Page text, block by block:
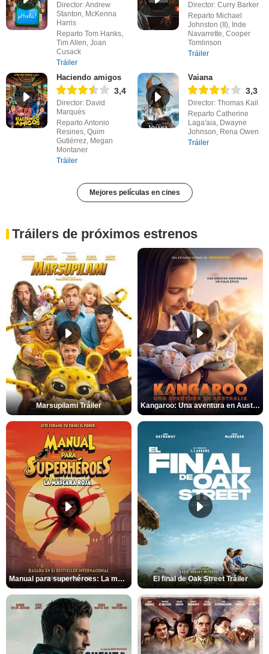
Director: Andrew
Stanton, McKenna
Harris
Reparto Tom Hanks,
Tim Allen, Joan
Cusack
Tráiler
Director: Curry Barker
Reparto Michael
Johnston (II), Inde
Navarrette, Cooper
Tomlinson
Tráiler
Haciendo amigos
3,4
Director: David
Marqués
Reparto Antonio
Resines, Quim
Gutiérrez, Megan
Montaner
Tráiler
Vaiana
3,3
Director: Thomas Kail
Reparto Catherine
Laga'aia, Dwayne
Johnson, Rena Owen
Tráiler
Mejores películas en cines
Tráilers de próximos estrenos
Marsupilami Tráiler Kangaroo: Una aventura en Australia Tráiler
Manual para superhéroes: La máscara roja Tráiler El final de Oak Street Tráiler